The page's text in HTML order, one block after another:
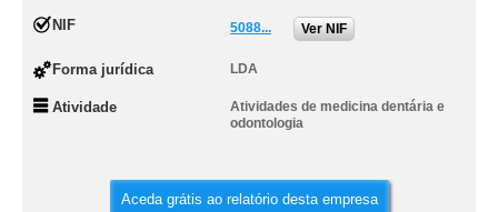
NIF 5088... Ver NIF
Forma jurídica LDA
Atividade
Atividades de medicina dentária e
odontologia
Aceda grátis ao relatório desta empresa